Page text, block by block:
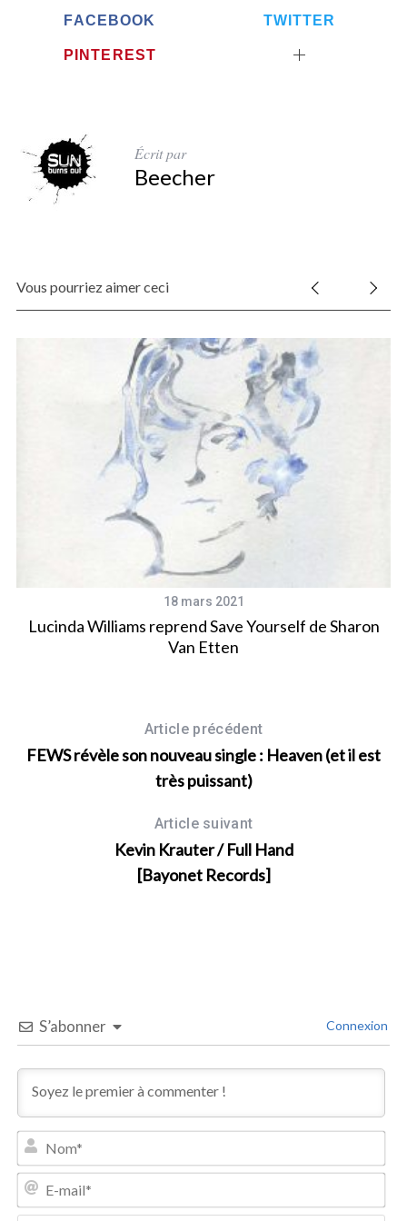
FACEBOOK TWITTER
PINTEREST
Écrit par
Beecher
Vous pourriez aimer ceci
18 mars 2021
Lucinda Williams reprend Save Yourself de Sharon
Van Etten
Article précédent
FEWS révèle son nouveau single : Heaven (et il est
très puissant)
Article suivant
Kevin Krauter / Full Hand
[Bayonet Records]
S’abonner Connexion
o
m
-
S
e
a
r